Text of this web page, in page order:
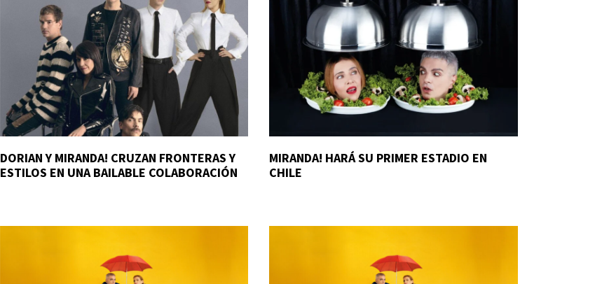
DORIAN Y MIRANDA! CRUZAN FRONTERAS Y
ESTILOS EN UNA BAILABLE COLABORACIÓN
MIRANDA! HARÁ SU PRIMER ESTADIO EN
CHILE